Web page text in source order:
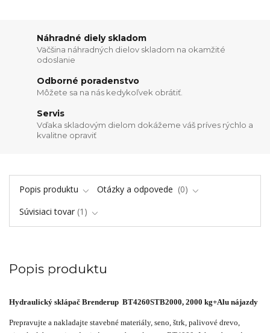
Náhradné diely skladom
Väčšina náhradných dielov skladom na okamžité
odoslanie
Odborné poradenstvo
Môžete sa na nás kedykoľvek obrátiť.
Servis
Vďaka skladovým dielom dokážeme váš príves rýchlo a
kvalitne opraviť
Popis produktu Otázky a odpovede
0
Súvisiaci tovar 1
Popis produktu
Hydraulický sklápač Brenderup BT4260STB2000, 2000 kg+Alu nájazdy
Prepravujte a nakladajte stavebné materiály, seno, štrk, palivové drevo,